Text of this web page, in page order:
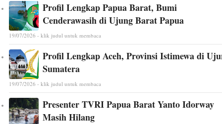
Profil Lengkap Papua Barat, Bumi
Cenderawasih di Ujung Barat Papua
19/07/2026 - klik judul untuk membaca
Profil Lengkap Aceh, Provinsi Istimewa di
Sumatera
19/07/2026 - klik judul untuk membaca
Presenter TVRI Papua Barat Yanto Idorway
Masih Hilang